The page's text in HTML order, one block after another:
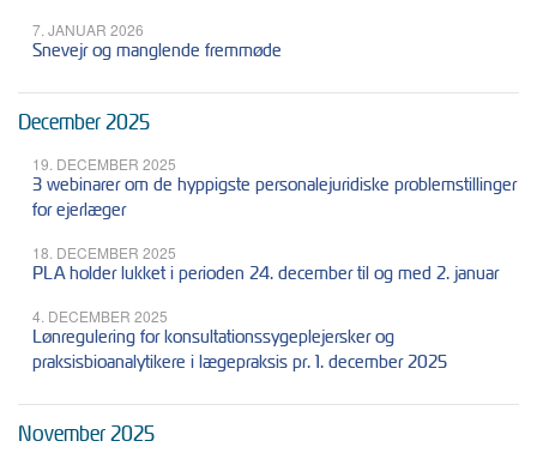
7. JANUAR 2026
Snevejr og manglende fremmøde
December 2025
19. DECEMBER 2025
3 webinarer om de hyppigste personalejuridiske problemstillinger
for ejerlæger
18. DECEMBER 2025
PLA holder lukket i perioden 24. december til og med 2. januar
4. DECEMBER 2025
Lønregulering for konsultationssygeplejersker og
praksisbioanalytikere i lægepraksis pr. 1. december 2025
November 2025